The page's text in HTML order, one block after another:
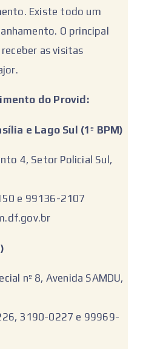
Existe todo um
O principal
as visitas
do Provid:
e Lago Sul (1º BPM)
4, Setor Policial Sul,
e 99136-2107
nº 8, Avenida SAMDU,
3190-0227 e 99969-